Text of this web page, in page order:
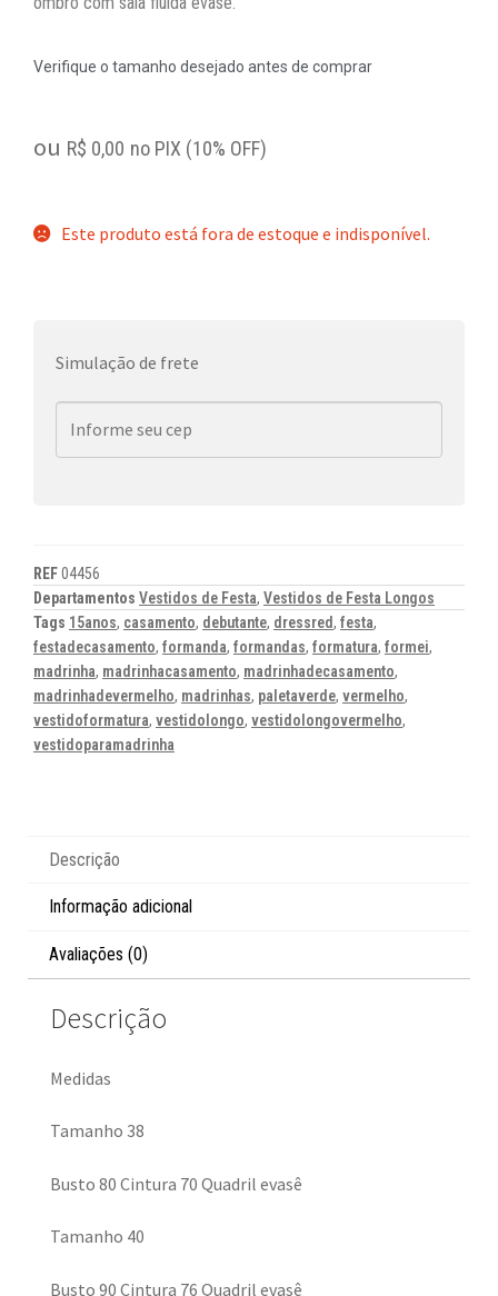
Verifique o tamanho desejado antes de comprar
ou R$ 0,00 no PIX (10% OFF)
Este produto está fora de estoque e indisponível.
Simulação de frete
REF04456
Departamentos Vestidos de Festa, Vestidos de Festa Longos
Tags 15anos, casamento, debutante, dressred, festa,
festadecasamento, formanda, formandas, formatura, formei,
madrinha, madrinhacasamento, madrinhadecasamento,
madrinhadevermelho, madrinhas, paletaverde, vermelho,
vestidoformatura, vestidolongo, vestidolongovermelho,
vestidoparamadrinha
Descrição
Informação adicional
Avaliações (0)
Descrição
Medidas
Tamanho 38
Busto 80 Cintura 70 Quadril evasê
Tamanho 40
Busto 90 Cintura 76 Quadril evasê